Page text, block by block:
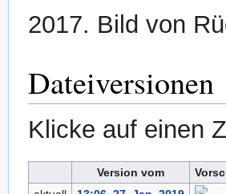
2017. Bild von
Dateiversionen
Klicke auf einen
Version vom